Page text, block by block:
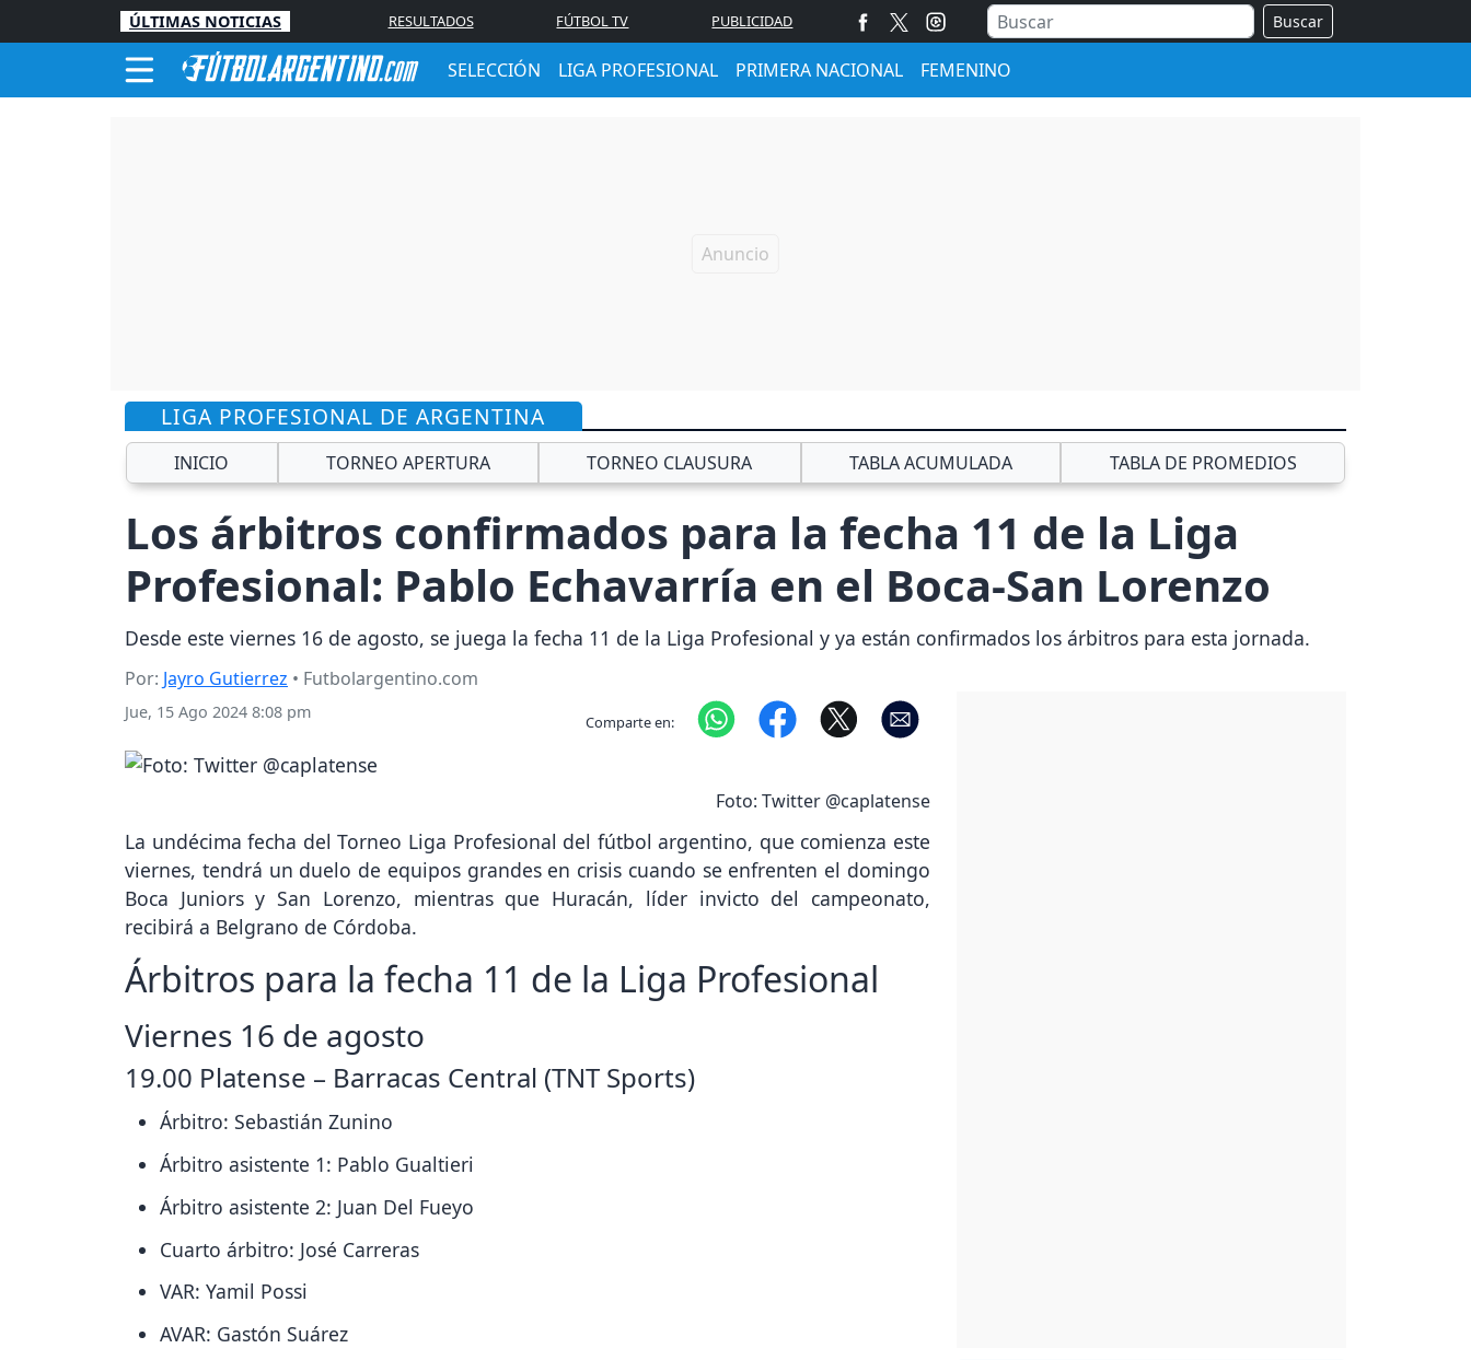
ÚLTIMAS NOTICIAS RESULTADOS FÚTBOL TV PUBLICIDAD Buscar
SELECCIÓN LIGA PROFESIONAL PRIMERA NACIONAL FEMENINO
LIGA PROFESIONAL DE ARGENTINA
INICIO TORNEO APERTURA TORNEO CLAUSURA TABLA ACUMULADA TABLA DE PROMEDIOS
Los árbitros confirmados para la fecha 11 de la Liga
Profesional: Pablo Echavarría en el Boca-San Lorenzo
Desde este viernes 16 de agosto, se juega la fecha 11 de la Liga Profesional y ya están confirmados los árbitros para esta jornada.
Por: Jayro Gutierrez • Futbolargentino.com
Jue, 15 Ago 2024 8:08 pm Comparte en:
Foto: Twitter @caplatense
La undécima fecha del Torneo Liga Profesional del fútbol argentino, que comienza este
viernes, tendrá un duelo de equipos grandes en crisis cuando se enfrenten el domingo
Boca Juniors y San Lorenzo, mientras que Huracán, líder invicto del campeonato,
recibirá a Belgrano de Córdoba.
Árbitros para la fecha 11 de la Liga Profesional
Viernes 16 de agosto
19.00 Platense – Barracas Central (TNT Sports)
Árbitro: Sebastián Zunino
Árbitro asistente 1: Pablo Gualtieri
Árbitro asistente 2: Juan Del Fueyo
Cuarto árbitro: José Carreras
VAR: Yamil Possi
AVAR: Gastón Suárez